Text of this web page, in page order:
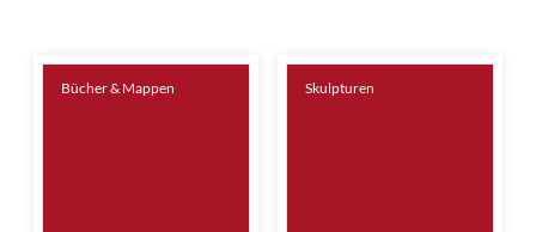
Bücher & Mappen Skulpturen